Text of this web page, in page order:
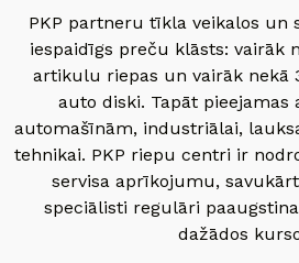
PKP partneru tīkla veikalos un
iespaidīgs preču klāsts: vairāk
artikulu riepas un vairāk nekā
auto diski. Tapāt pieejamas
automašīnām, industriālai,
tehnikai. PKP riepu centri ir
servisa aprīkojumu,
speciālisti regulāri
dažādos